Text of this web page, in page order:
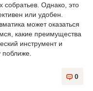
собратьев. Однако, это
или удобен.
может оказаться
какие преимущества
инструмент и
поближе.
0